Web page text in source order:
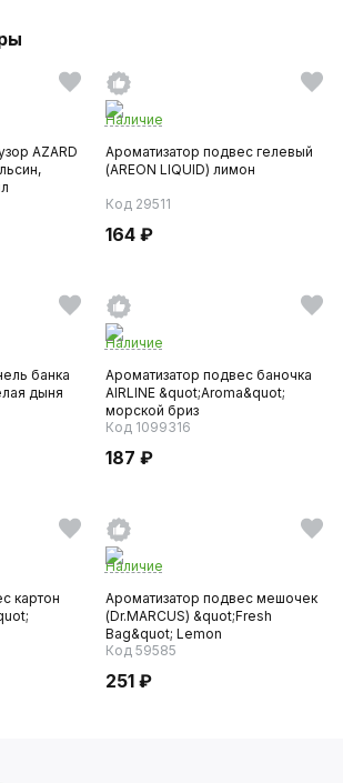
AZARD
Наличие
Ароматизатор подвес гелевый
(AREON LIQUID) лимон
Код 29511
164 ₽
банка
дыня
Наличие
Ароматизатор подвес баночка
AIRLINE &quot;Aroma&quot;
морской бриз
Код 1099316
187 ₽
картон
Наличие
Ароматизатор подвес мешочек
(Dr.MARCUS) &quot;Fresh
Bag&quot; Lemon
Код 59585
251 ₽